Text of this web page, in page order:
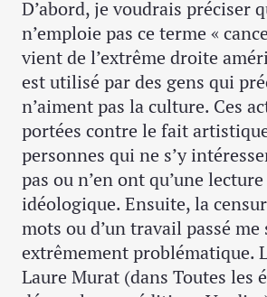
D’abord, je voudrais préciser
n’emploie pas ce terme «
vient de l’extrême droite
est utilisé par des gens qui
n’aiment pas la culture. Ces
portées contre le fait
personnes qui ne s’y
pas ou n’en ont qu’une
idéologique. Ensuite, la
mots ou d’un travail passé me
extrêmement problématique.
Laure Murat (dans Toutes les